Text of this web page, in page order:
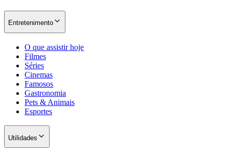
Entretenimento
O que assistir hoje
Filmes
Séries
Cinemas
Famosos
Gastronomia
Pets & Animais
Esportes
Utilidades